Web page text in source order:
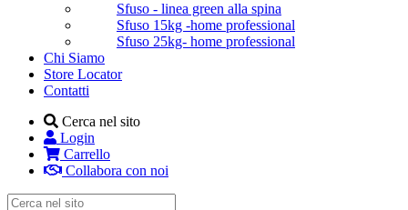
Sfuso - linea green alla spina
Sfuso 15kg -home professional
Sfuso 25kg- home professional
Chi Siamo
Store Locator
Contatti
Cerca nel sito
Login
Carrello
Collabora con noi